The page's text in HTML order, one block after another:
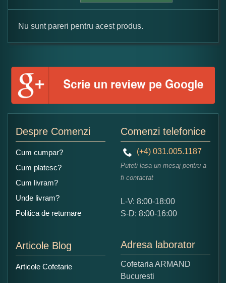
Formular pareri client
Numele dumneavoastra:
Ce nota acordati acestui produs?
5
Copiati alaturi numarul din imagine:
Nu sunt pareri pentru acest produs.
Despre Comenzi
Cum cumpar?
Cum platesc?
Cum livram?
Unde livram?
Politica de returnare
Articole Blog
Articole Cofetarie
Comenzi telefonice
(+4) 031.005.1187
Puteti lasa un mesaj pentru a
fi contactat
L-V: 8:00-18:00
S-D: 8:00-16:00
Adresa laborator
Cofetaria ARMAND
Bucuresti